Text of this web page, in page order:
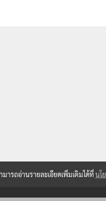
ารถอ่านรายละเอียดเพิ่มเติมได้ที่นโ